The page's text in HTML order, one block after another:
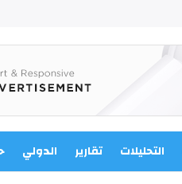
التحليلات تقارير الدولي